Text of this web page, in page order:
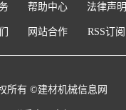
帮助中心 法律声明
网站合作 RSS订阅
所有 ©建材机械信息网